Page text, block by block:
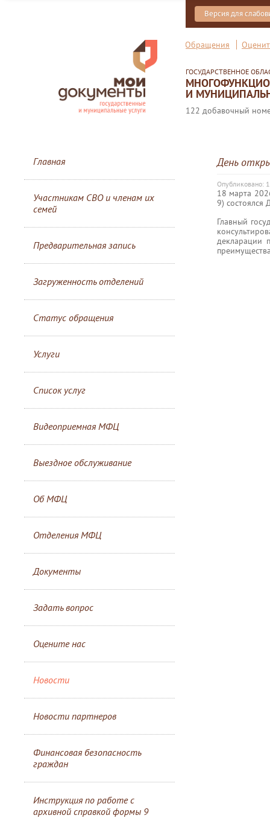
Версия для
Обращения
ГОСУДАРСТВЕННОЕ
И
122 добавочный
Главная
Участникам СВО и членам их
семей
Предварительная запись
Загруженность отделений
Статус обращения
Услуги
Список услуг
Видеоприемная МФЦ
Выездное обслуживание
Об МФЦ
Отделения МФЦ
Документы
Задать вопрос
Оцените нас
Новости
Новости партнеров
Финансовая безопасность
граждан
Инструкция по работе с
архивной справкой формы 9
День
Опубликовано:
18 марта
9)
Главный
декларации